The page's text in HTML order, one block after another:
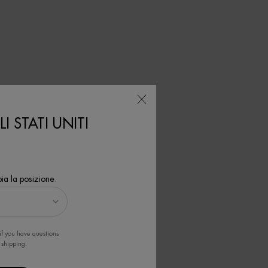
STATI UNITI
la posizione.
if you have questions